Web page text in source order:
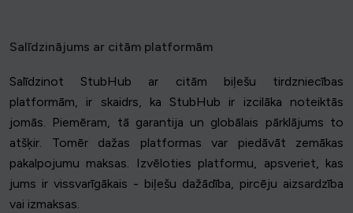
Salīdzinājums ar citām platformām
Salīdzinot StubHub ar citām biļešu tirdzniecības
platformām, ir skaidrs, ka StubHub ir izcilāka noteiktās
jomās. Piemēram, tā garantija un globālais pārklājums to
atšķir. Tomēr dažas platformas var piedāvāt zemākas
pakalpojumu maksas. Izvēloties platformu, apsveriet, kas
jums ir vissvarīgākais - biļešu dažādība, pircēju aizsardzība
vai izmaksas.